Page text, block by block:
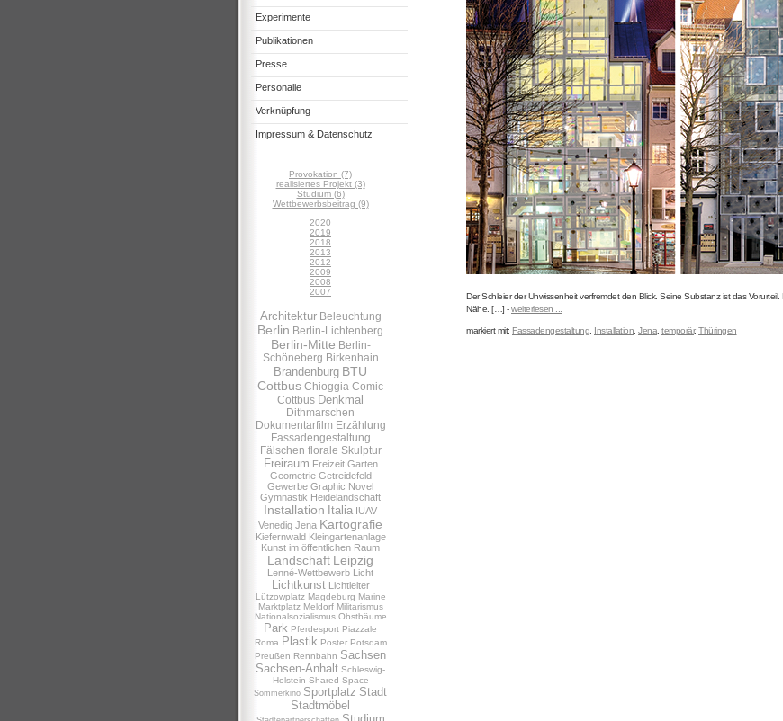
Experimente
Publikationen
Presse
Personalie
Verknüpfung
Impressum & Datenschutz
Provokation (7)
realisiertes Projekt (3)
Studium (6)
Wettbewerbsbeitrag (9)
2020
2019
2018
2013
2012
2009
2008
2007
Architektur Beleuchtung
Berlin Berlin-Lichtenberg
Berlin-Mitte Berlin-
Schöneberg Birkenhain
Brandenburg BTU
Cottbus Chioggia Comic
Cottbus Denkmal
Dithmarschen
Dokumentarfilm Erzählung
Fassadengestaltung
Fälschen florale Skulptur
Freiraum Freizeit Garten
Geometrie Getreidefeld
Gewerbe Graphic Novel
Gymnastik Heidelandschaft
Installation Italia IUAV
Venedig Jena Kartografie
Kiefernwald Kleingartenanlage
Kunst im öffentlichen Raum
Landschaft Leipzig
Lenné-Wettbewerb Licht
Lichtkunst Lichtleiter
Lützowplatz Magdeburg Marine
Marktplatz Meldorf Militarismus
Nationalsozialismus Obstbäume
Park Pferdesport Piazzale
Roma Plastik Poster Potsdam
Preußen Rennbahn Sachsen
Sachsen-Anhalt Schleswig-
Holstein Shared Space
Sommerkino Sportplatz Stadt
Stadtmöbel
Der Schleier der Unwissenheit verfremdet den Blick. Seine Substanz ist das Vorurteil.
Nähe. […] -weiterlesen ...
markiert mit: Fassadengestaltung Installation Jena temporär, Thüringen